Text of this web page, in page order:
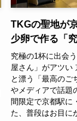
TKGの聖地が
少卵で作る「
究極の1杯に出会
屋さん」がアツい
と漂う「最高のご
やメディアで話題
間限定で京都駅に
た、普段はお目に